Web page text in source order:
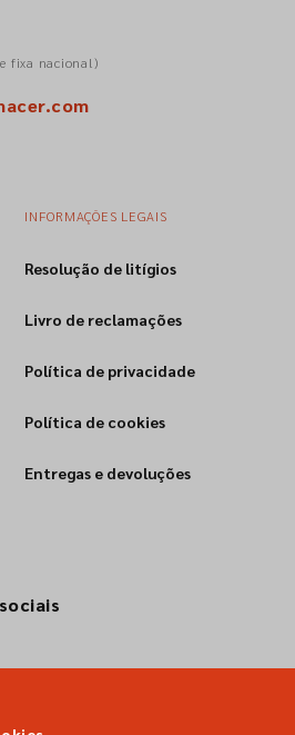
fixa nacional)
INFORMAÇÕES LEGAIS
Resolução de litígios
Livro de reclamações
Política de privacidade
Política de cookies
Entregas e devoluções